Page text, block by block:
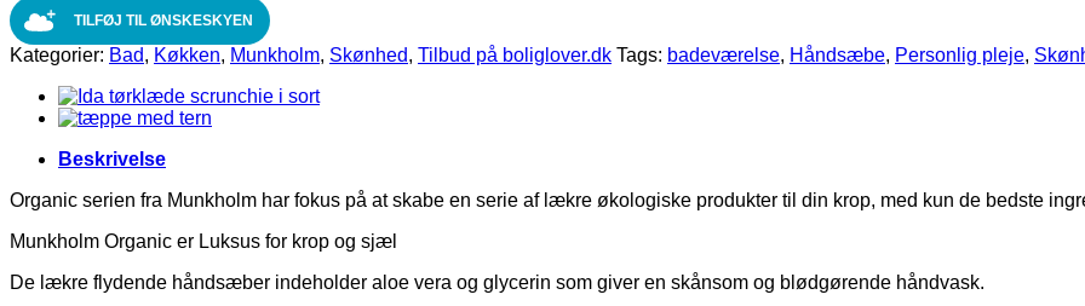
vanilla
250
ml.
TILFØJ TIL ØNSKESKYEN
Kategorier: Bad, Køkken, Munkholm, Skønhed, Tilbud på boliglover.dk Tags: badeværelse, Håndsæbe, Personlig pleje,
Beskrivelse
Organic serien fra Munkholm har fokus på at skabe en serie af lækre økologiske produkter til din krop, med kun de bedste
Munkholm Organic er Luksus for krop og sjæl
De lækre flydende håndsæber indeholder aloe vera og glycerin som giver en skånsom og blødgørende håndvask.